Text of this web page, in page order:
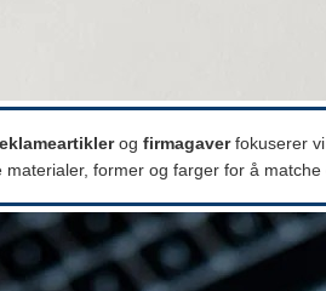
og firmagaverfokuserer vi
materialer, former og farger for å matche